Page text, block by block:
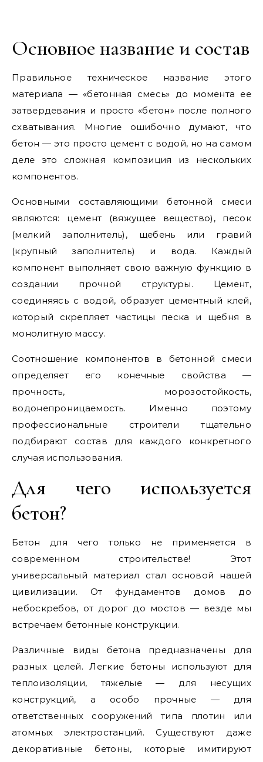
Основное название и состав
Правильное техническое название этого
материала — «бетонная смесь» до момента ее
затвердевания и просто «бетон» после полного
схватывания. Многие ошибочно думают, что
бетон — это просто цемент с водой, но на самом
деле это сложная композиция из нескольких
компонентов.
Основными составляющими бетонной смеси
являются: цемент (вяжущее вещество), песок
(мелкий заполнитель), щебень или гравий
(крупный заполнитель) и вода. Каждый
компонент выполняет свою важную функцию в
создании прочной структуры. Цемент,
соединяясь с водой, образует цементный клей,
который скрепляет частицы песка и щебня в
монолитную массу.
Соотношение компонентов в бетонной смеси
определяет его конечные свойства —
прочность, морозостойкость,
водонепроницаемость. Именно поэтому
профессиональные строители тщательно
подбирают состав для каждого конкретного
случая использования.
Для чего используется
бетон?
Бетон для чего только не применяется в
современном строительстве! Этот
универсальный материал стал основой нашей
цивилизации. От фундаментов домов до
небоскребов, от дорог до мостов — везде мы
встречаем бетонные конструкции.
Различные виды бетона предназначены для
разных целей. Легкие бетоны используют для
теплоизоляции, тяжелые — для несущих
конструкций, а особо прочные — для
ответственных сооружений типа плотин или
атомных электростанций. Существуют даже
декоративные бетоны, которые имитируют